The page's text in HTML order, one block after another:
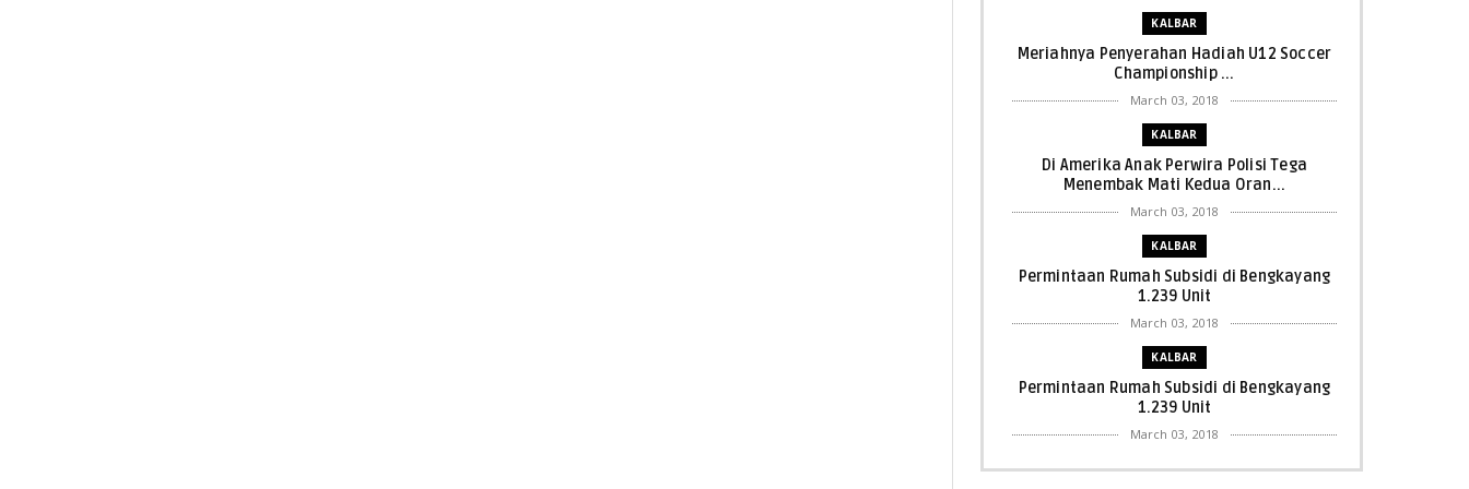
KALBAR
Meriahnya Penyerahan Hadiah U12 Soccer
Championship ...
March 03, 2018
KALBAR
Di Amerika Anak Perwira Polisi Tega
Menembak Mati Kedua Oran...
March 03, 2018
KALBAR
Permintaan Rumah Subsidi di Bengkayang
1.239 Unit
March 03, 2018
KALBAR
Permintaan Rumah Subsidi di Bengkayang
1.239 Unit
March 03, 2018
KALBAR